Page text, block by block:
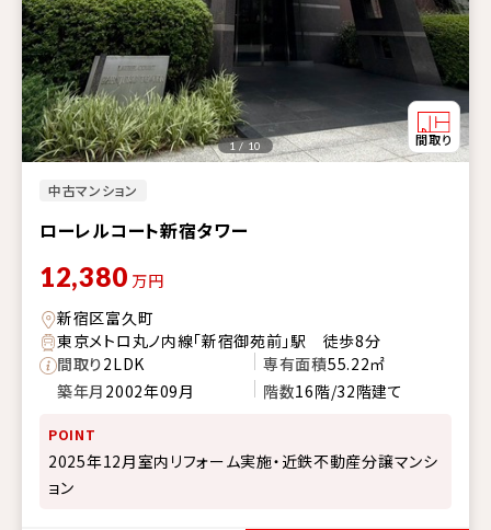
中古マンション
ローレルコート新宿タワー
1 / 10
12,380 万円
新宿区富久町
東京メトロ丸ノ内線「新宿御苑前」駅 徒歩8分
間取り2LDK 専有面積55.22㎡
築年月 2002年09月 階数16階/32階建て
POINT
2025年12月室内リフォーム実施・近鉄不動産分譲マンシ
ョン